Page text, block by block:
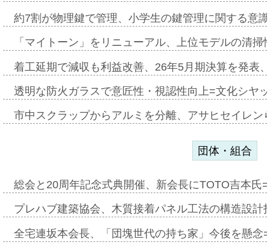
約7割が物理鍵で管理、小学生の鍵管理に関する意
「マイトーン」をリニューアル、上位モデルの清
着工延期で減収も利益改善、26年5月期決算を発表
透明な防火ガラスで意匠性・視認性向上=文化シヤ
市中スクラップからアルミを分離、アサヒセイレ
団体・組合
総会と20周年記念式典開催、新会長にTOTO吉本氏
プレハブ建築協会、木質接着パネル工法の構造設
全宅連坂本会長、「団塊世代の持ち家」今後を懸